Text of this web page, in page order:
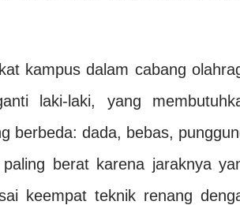
kampus dalam cabang
laki-laki, yang
berbeda: dada, bebas,
berat karena jaraknya
keempat teknik renang